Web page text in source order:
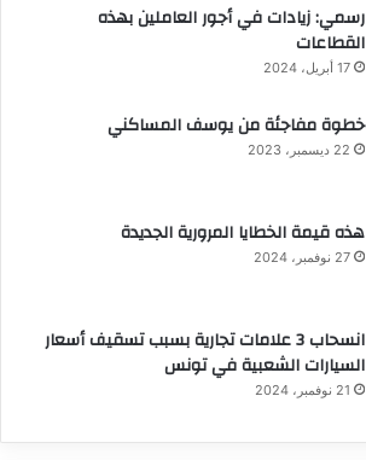
رسمي: زيادات في أجور العاملين بهذه
القطاعات
17 أبريل، 2024
خطوة مفاجئة من يوسف المساكني
22 ديسمبر، 2023
هذه قيمة الخطايا المرورية الجديدة
27 نوفمبر، 2024
انسحاب 3 علامات تجارية بسبب تسقيف أسعار
السيارات الشعبية في تونس
21 نوفمبر، 2024